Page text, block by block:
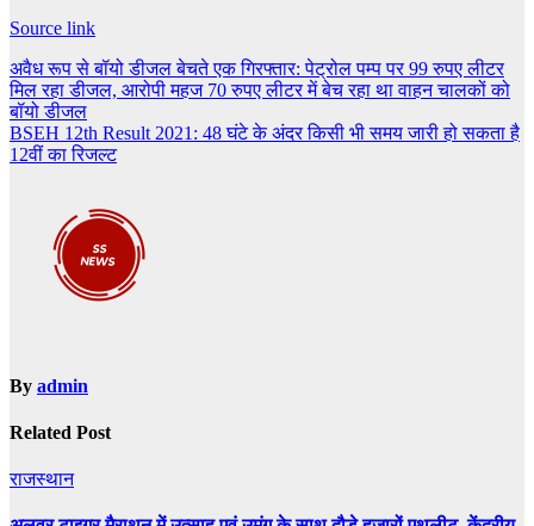
Source link
Post
navigation
अवैध रूप से बॉयो डीजल बेचते एक गिरफ्तार: पेट्रोल पम्प पर 99 रुपए लीटर
मिल रहा डीजल, आरोपी महज 70 रुपए लीटर में बेच रहा था वाहन चालकों को
बॉयो डीजल
BSEH 12th Result 2021: 48 घंटे के अंदर किसी भी समय जारी हो सकता है
12वीं का रिजल्ट
By admin
Related Post
राजस्थान